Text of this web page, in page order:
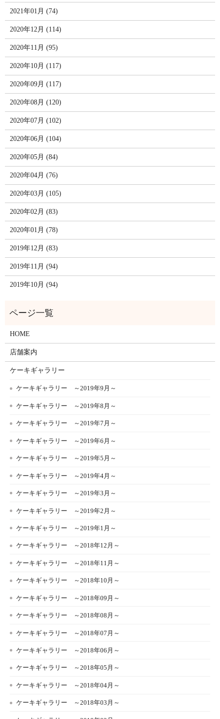
2021年01月 (74)
2020年12月 (114)
2020年11月 (95)
2020年10月 (117)
2020年09月 (117)
2020年08月 (120)
2020年07月 (102)
2020年06月 (104)
2020年05月 (84)
2020年04月 (76)
2020年03月 (105)
2020年02月 (83)
2020年01月 (78)
2019年12月 (83)
2019年11月 (94)
2019年10月 (94)
HOME
店舗案内
ケーキギャラリー
ケーキギャラリー ～2019年9月～
ケーキギャラリー ～2019年8月～
ケーキギャラリー ～2019年7月～
ケーキギャラリー ～2019年6月～
ケーキギャラリー ～2019年5月～
ケーキギャラリー ～2019年4月～
ケーキギャラリー ～2019年3月～
ケーキギャラリー ～2019年2月～
ケーキギャラリー ～2019年1月～
ケーキギャラリー ～2018年12月～
ケーキギャラリー ～2018年11月～
ケーキギャラリー ～2018年10月～
ケーキギャラリー ～2018年09月～
ケーキギャラリー ～2018年08月～
ケーキギャラリー ～2018年07月～
ケーキギャラリー ～2018年06月～
ケーキギャラリー ～2018年05月～
ケーキギャラリー ～2018年04月～
ケーキギャラリー ～2018年03月～